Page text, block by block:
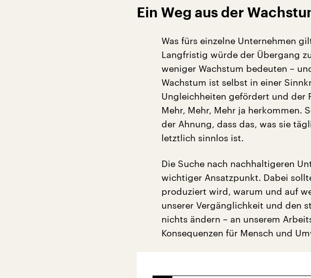
Ein Weg aus der
Was fürs einzelne Unternehmen
Langfristig würde der Übergang
weniger Wachstum bedeuten –
Wachstum ist selbst in einer
Ungleichheiten gefördert und der
Mehr, Mehr, Mehr ja herkommen.
der Ahnung, dass das, was sie
letztlich sinnlos ist.
Die Suche nach nachhaltigeren
wichtiger Ansatzpunkt. Dabei
produziert wird, warum und auf
unserer Vergänglichkeit und den
nichts ändern – an unserem
Konsequenzen für Mensch und